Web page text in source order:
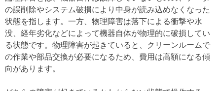
の誤削除やシステム破損により中身が読み込めなくなった
状態を指します。一方、物理障害は落下による衝撃や水
没、経年劣化などによって機器自体が物理的に破損してい
る状態です。物理障害が起きていると、クリーンルームで
の作業や部品交換が必要になるため、費用は高額になる傾
向があります。